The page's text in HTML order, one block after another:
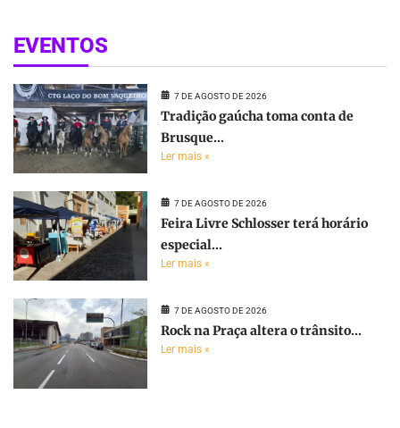
EVENTOS
7 DE AGOSTO DE 2026
Tradição gaúcha toma conta de
Brusque...
Ler mais »
7 DE AGOSTO DE 2026
Feira Livre Schlosser terá horário
especial...
Ler mais »
7 DE AGOSTO DE 2026
Rock na Praça altera o trânsito...
Ler mais »